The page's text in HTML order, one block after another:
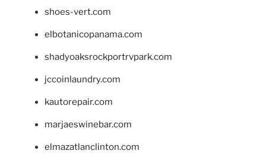
shoes-vert.com
elbotanicopanama.com
shadyoaksrockportrvpark.com
jccoinlaundry.com
kautorepair.com
marjaeswinebar.com
elmazatlanclinton.com